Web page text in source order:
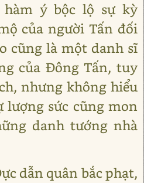
hàm ý bộc lộ sự kỳ
của người Tấn đối
cũng là một danh sĩ
của Đông Tấn, tuy
nhưng không hiểu
lượng sức cũng mon
danh tướng nhà
dẫn quân bắc phạt,